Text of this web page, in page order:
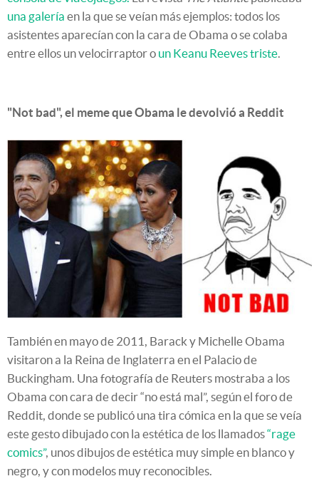
una galería en la que se veían más ejemplos: todos los
asistentes aparecían con la cara de Obama o se colaba
entre ellos un velocirraptor o un Keanu Reeves triste.
"Not bad", el meme que Obama le devolvió a Reddit
También en mayo de 2011, Barack y Michelle Obama
visitaron a la Reina de Inglaterra en el Palacio de
Buckingham. Una fotografía de Reuters mostraba a los
Obama con cara de decir “no está mal”, según el foro de
Reddit, donde se publicó una tira cómica en la que se veía
este gesto dibujado con la estética de los llamados“rage
comics”, unos dibujos de estética muy simple en blanco y
negro, y con modelos muy reconocibles.